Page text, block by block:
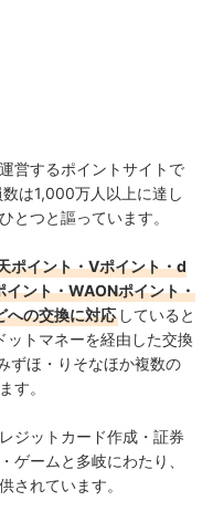
営するポイントサイトで
は1,000万人以上に達し
とつと謳っています。
ポイント・Vポイント・d
ント・WAONポイント・
への交換に対応 していると
ットマネーを経由した交換
ずほ・りそなほか複数の
す。
ジットカード作成・証券
ゲームと多岐にわたり、
されています。